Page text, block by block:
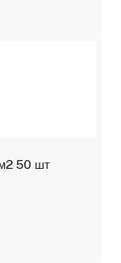
Полотенце в рулоне Соты 35*70 45г/м2 50 шт